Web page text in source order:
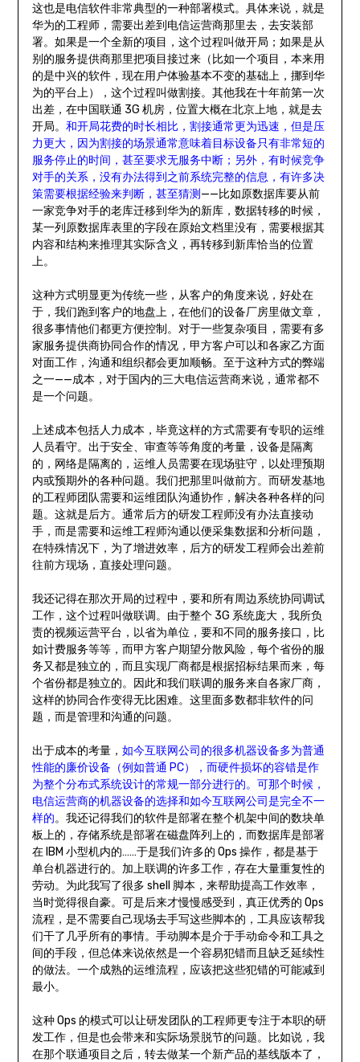
这也是电信软件非常典型的一种部署模式。具体来说，就是
华为的工程师，需要出差到电信运营商那里去，去安装部
署。如果是一个全新的项目，这个过程叫做开局；如果是从
别的服务提供商那里把项目接过来（比如一个项目，本来用
的是中兴的软件，现在用户体验基本不变的基础上，挪到华
为的平台上），这个过程叫做割接。其他我在十年前第一次
出差，在中国联通 3G 机房，位置大概在北京上地，就是去
开局。 和开局花费的时长相比，割接通常更为迅速，但是压
力更大，因为割接的场景通常意味着目标设备只有非常短的
服务停止的时间，甚至要求无服务中断；另外，有时候竞争
对手的关系，没有办法得到之前系统完整的信息，有许多决
策需要根据经验来判断，甚至猜测 ——比如原数据库要从前
一家竞争对手的老库迁移到华为的新库，数据转移的时候，
某一列原数据库表里的字段在原始文档里没有，需要根据其
内容和结构来推理其实际含义，再转移到新库恰当的位置
上。
这种方式明显更为传统一些，从客户的角度来说，好处在
于，我们跑到客户的地盘上，在他们的设备厂房里做文章，
很多事情他们都更方便控制。对于一些复杂项目，需要有多
家服务提供商协同合作的情况，甲方客户可以和各家乙方面
对面工作，沟通和组织都会更加顺畅。至于这种方式的弊端
之一——成本，对于国内的三大电信运营商来说，通常都不
是一个问题。
上述成本包括人力成本，毕竟这样的方式需要有专职的运维
人员看守。出于安全、审查等等角度的考量，设备是隔离
的，网络是隔离的，运维人员需要在现场驻守，以处理预期
内或预期外的各种问题。我们把那里叫做前方。而研发基地
的工程师团队需要和运维团队沟通协作，解决各种各样的问
题。这就是后方。通常后方的研发工程师没有办法直接动
手，而是需要和运维工程师沟通以便采集数据和分析问题，
在特殊情况下，为了增进效率，后方的研发工程师会出差前
往前方现场，直接处理问题。
我还记得在那次开局的过程中，要和所有周边系统协同调试
工作，这个过程叫做联调。由于整个 3G 系统庞大，我所负
责的视频运营平台，以省为单位，要和不同的服务接口，比
如计费服务等等，而甲方客户期望分散风险，每个省份的服
务又都是独立的，而且实现厂商都是根据招标结果而来，每
个省份都是独立的。因此和我们联调的服务来自各家厂商，
这样的协同合作变得无比困难。这里面多数都非软件的问
题，而是管理和沟通的问题。
出于成本的考量， 如今互联网公司的很多机器设备多为普通
性能的廉价设备（例如普通 PC），而硬件损坏的容错是作
为整个分布式系统设计的常规一部分进行的。可那个时候，
电信运营商的机器设备的选择和如今互联网公司是完全不一
样的。我还记得我们的软件是部署在整个机架中间的数块单
板上的，存储系统是部署在磁盘阵列上的，而数据库是部署
在 IBM 小型机内的……于是我们许多的 Ops 操作，都是基于
单台机器进行的。加上联调的许多工作，存在大量重复性的
劳动。为此我写了很多 shell 脚本，来帮助提高工作效率，
当时觉得很自豪。可是后来才慢慢感受到，真正优秀的 Ops
流程，是不需要自己现场去手写这些脚本的，工具应该帮我
们干了几乎所有的事情。手动脚本是介于手动命令和工具之
间的手段，但总体来说依然是一个容易犯错而且缺乏延续性
的做法。一个成熟的运维流程，应该把这些犯错的可能减到
最小。
这种 Ops 的模式可以让研发团队的工程师更专注于本职的研
发工作，但是也会带来和实际场景脱节的问题。比如说，我
在那个联通项目之后，转去做某一个新产品的基线版本了，